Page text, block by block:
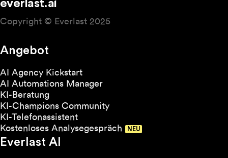
everlast.ai
Copyright © Everlast 2025
Angebot
AI Agency Kickstart
AI Automations Manager
KI-Beratung
KI-Champions Community
KI-Telefonassistent
Kostenloses Analysegespräch
Everlast AI